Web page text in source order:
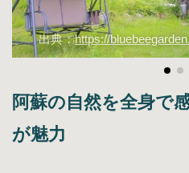
出典：https://
阿蘇の自然を全身で
が魅力